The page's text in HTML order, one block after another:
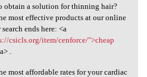
obtain a solution for thinning hair?
most effective products at our online
ends here: <a
csicls.org/item/cenforce/">cheap
.
most affordable rates for your cardiac